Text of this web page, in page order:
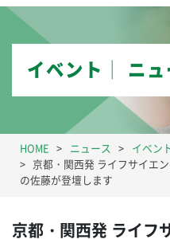
イベント│ ニュ
HOME ニュース
イベン
京都・関西発 ライフサイエ
の佐藤が登壇します
京都・関西発 ライフ